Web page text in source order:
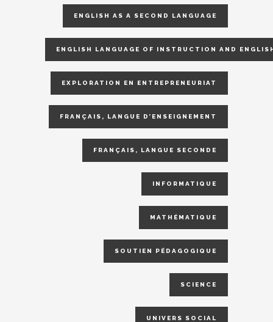
ENGLISH AS A SECOND LANGUAGE
ENGLISH LANGUAGE OF INSTRUCTION AND
EXPLORATION EN ENTREPRENEURIAT
FRANÇAIS, LANGUE D’ENSEIGNEMENT
FRANÇAIS, LANGUE SECONDE
INFORMATIQUE
MATHÉMATIQUE
SOUTIEN PÉDAGOGIQUE
SCIENCE
UNIVERS SOCIAL